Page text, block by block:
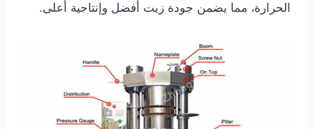
الحرارة، مما يضمن جودة زيت أفضل وإنتاجية أعلى.